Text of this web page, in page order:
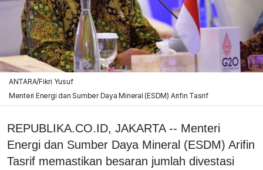
ANTARA/Fikri Yusuf
Menteri Energi dan Sumber Daya Mineral (ESDM) Arifin Tasrif
REPUBLIKA.CO.ID, JAKARTA -- Menteri
Energi dan Sumber Daya Mineral (ESDM) Arifin
Tasrif memastikan besaran jumlah divestasi